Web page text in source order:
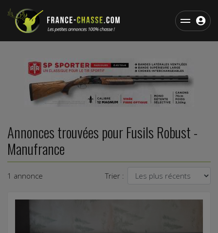
Annonces trouvées pour Fusils Robust -
Manufrance
1 annonce Trier :